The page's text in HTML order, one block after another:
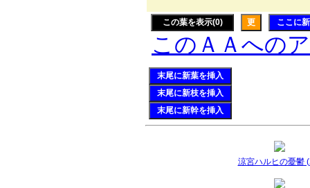
この葉を表示(0) 更 ここに
このＡＡへの
末尾に新葉を挿入
末尾に新枝を挿入
末尾に新幹を挿入
涼宮ハルヒの憂鬱